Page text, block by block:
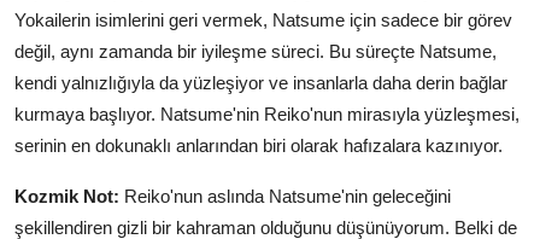
Yokailerin isimlerini geri vermek, Natsume için sadece bir görev
değil, aynı zamanda bir iyileşme süreci. Bu süreçte Natsume,
kendi yalnızlığıyla da yüzleşiyor ve insanlarla daha derin bağlar
kurmaya başlıyor. Natsume'nin Reiko'nun mirasıyla yüzleşmesi,
serinin en dokunaklı anlarından biri olarak hafızalara kazınıyor.
Kozmik Not: Reiko'nun aslında Natsume'nin geleceğini
şekillendiren gizli bir kahraman olduğunu düşünüyorum. Belki de